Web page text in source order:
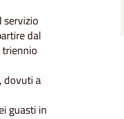
dal
dovuti a
guasti in